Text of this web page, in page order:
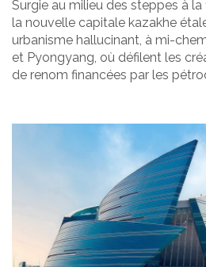
Surgie au milieu des steppes à la
la nouvelle capitale kazakhe
urbanisme hallucinant, à mi-
et Pyongyang, où défilent les
de renom financées par les